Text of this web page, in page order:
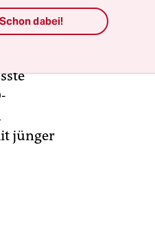
jünger
Schon dabei!